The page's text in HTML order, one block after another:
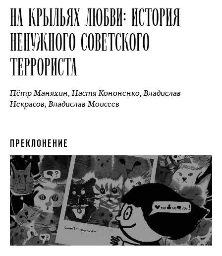
НА КРЫЛЬЯХ ЛЮБВИ: ИСТОРИЯ
НЕНУЖНОГО СОВЕТСКОГО
ТЕРРОРИСТА
Пётр Маняхин,Настя Кононенко,Владислав
Некрасов,Владислав Моисеев
ПРЕКЛОНЕНИЕ